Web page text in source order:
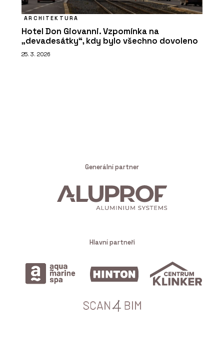
ARCHITEKTURA
Hotel Don Giovanni. Vzpomínka na
„devadesátky“, kdy bylo všechno dovoleno
25. 3. 2026
Generální partner
Hlavní partneři